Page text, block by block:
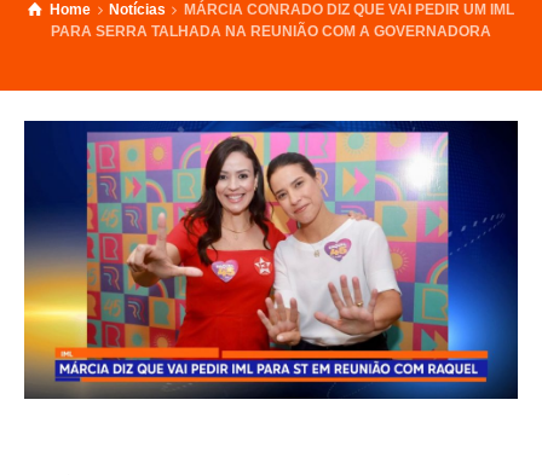
Home Notícias
MÁRCIA CONRADO DIZ QUE VAI PEDIR UM IML
PARA SERRA TALHADA NA REUNIÃO COM A GOVERNADORA